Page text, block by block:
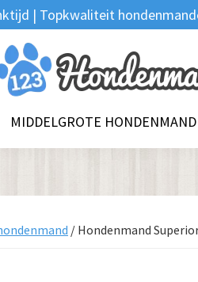
| Topkwaliteit
MIDDELGROTE HONDENMAND
/ Hondenmand